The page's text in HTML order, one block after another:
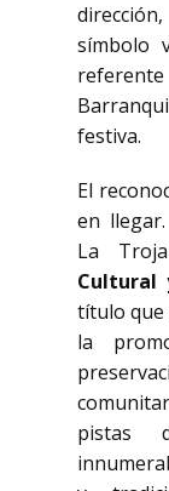
símbolo
festiva.
El
en
La
Cultural
título que
la
pistas